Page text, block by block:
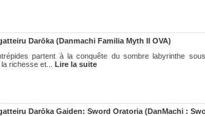
Darōka (Danmachi Familia Myth II OVA)
partent à la conquête du sombre labyrinthe
richesse et... Lire la suite
Darōka Gaiden: Sword Oratoria (DanMachi :